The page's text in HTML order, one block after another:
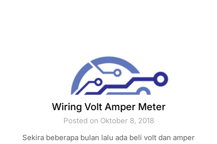
Wiring Volt Amper Meter
Posted on Oktober 8, 2018
Sekira beberapa bulan lalu ada beli volt dan amper